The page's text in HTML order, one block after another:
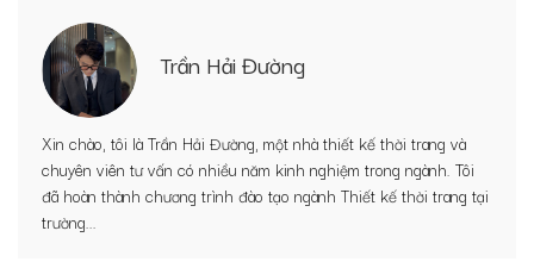
Trần Hải Đường
Xin chào, tôi là Trần Hải Đường, một nhà thiết kế thời trang và
chuyên viên tư vấn có nhiều năm kinh nghiệm trong ngành. Tôi
đã hoàn thành chương trình đào tạo ngành Thiết kế thời trang tại
trường...